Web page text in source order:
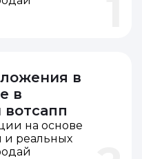
в
в
на основе
и реальных